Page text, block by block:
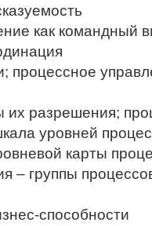
как командный
разрешения;
уровней
карты
– группы
способности